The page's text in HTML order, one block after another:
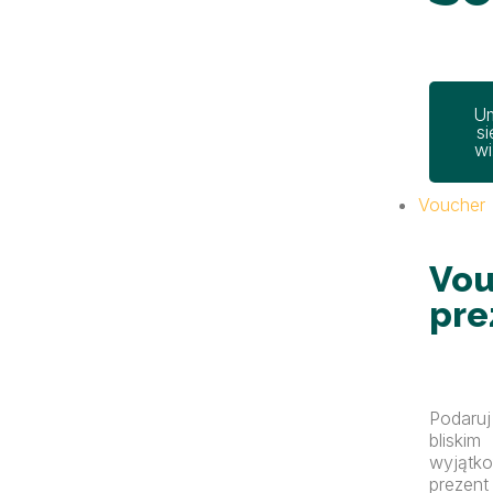
Voucher
Podaruj
bliskim
prezent